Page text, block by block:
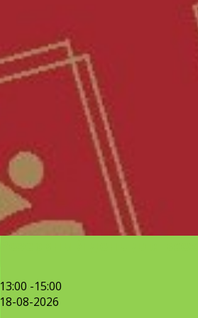
13:00 -15:00
18-08-2026